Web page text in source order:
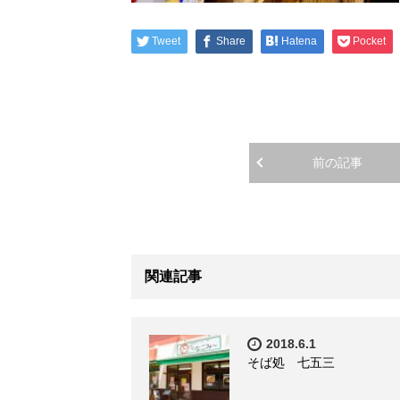
Tweet Share Hatena Pocket
前の記事
関連記事
2018.6.1
そば処 七五三